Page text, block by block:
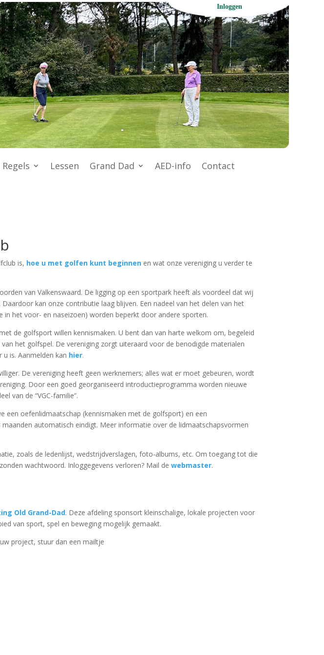
Inloggen
Regels Lessen Grand Dad AED-info Contact
is, hoe u met golfen kunt beginnen en wat onze vereniging u verder te
van Valkenswaard. De ligging op een sportpark heeft als voordeel dat wij
kan onze contributie laag blijven. Een nadeel van het delen van het
in het voor- en naseizoen) worden beperkt door andere sporten.
de golfsport willen kennismaken. U bent dan van harte welkom om, begeleid
het golfspel. De vereniging zorgt uiteraard voor de benodigde materialen
is. Aanmelden kan hier.
De vereniging heeft geen werknemers; alles wat er moet gebeuren, wordt
Door een goed georganiseerd introductieprogramma worden nieuwe
van de “VGC-familie”.
een oefenlidmaatschap (kennismaken met de golfsport) en een
automatisch eindigt. Meer informatie over de lidmaatschapsvormen
zoals de ledenlijst, wedstrijdverslagen, foto-albums, etc. Om toegang tot die
wachtwoord. Inloggegevens verloren? Mail dewebmaster.
Old Grand-Dad. Deze afdeling sponsort kleinschalige, lokale projecten voor
van sport, spel en beweging mogelijk gemaakt.
project, stuur dan een mailtje